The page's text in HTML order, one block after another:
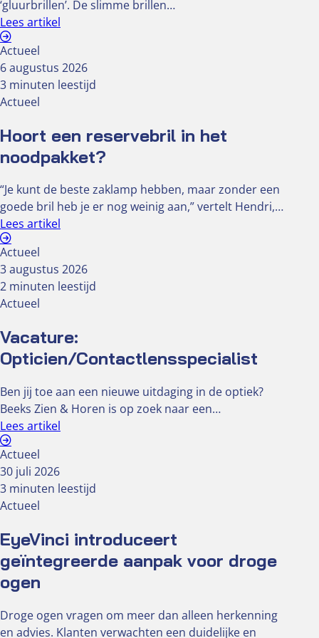
‘gluurbrillen’. De slimme brillen…
Lees artikel
Actueel
6 augustus 2026
3 minuten leestijd
Actueel
Hoort een reservebril in het
noodpakket?
“Je kunt de beste zaklamp hebben, maar zonder een
goede bril heb je er nog weinig aan,” vertelt Hendri,…
Lees artikel
Actueel
3 augustus 2026
2 minuten leestijd
Actueel
Vacature:
Opticien/Contactlensspecialist
Ben jij toe aan een nieuwe uitdaging in de optiek?
Beeks Zien & Horen is op zoek naar een…
Lees artikel
Actueel
30 juli 2026
3 minuten leestijd
Actueel
EyeVinci introduceert
geïntegreerde aanpak voor droge
ogen
Droge ogen vragen om meer dan alleen herkenning
en advies. Klanten verwachten een duidelijke en